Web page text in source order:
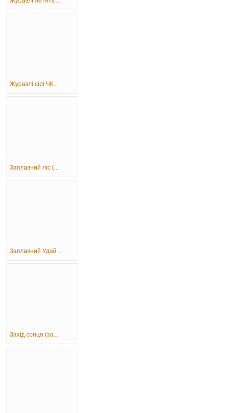
Журавлі сірі ЧК...
Заплавний ліс (...
Заплавний Удай ...
Захід сонця (за...